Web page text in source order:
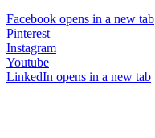
Facebook opens in a new tab
Pinterest
Instagram
Youtube
LinkedIn opens in a new tab